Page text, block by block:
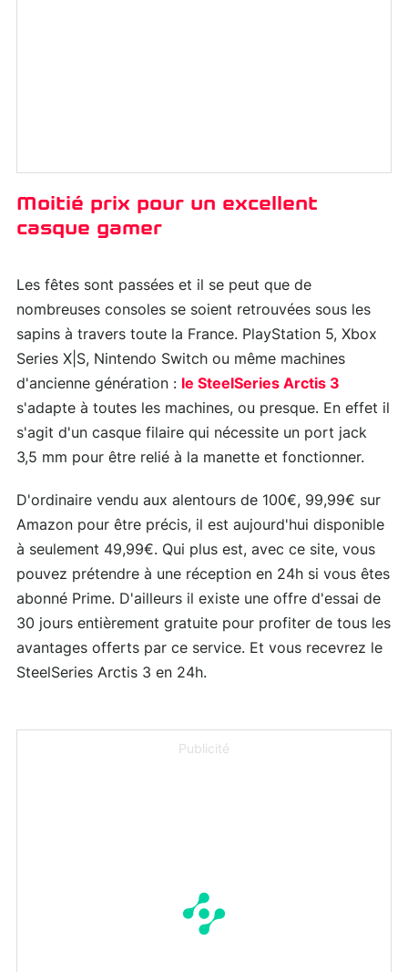
Moitié prix pour un excellent
casque gamer
Les fêtes sont passées et il se peut que de
nombreuses consoles se soient retrouvées sous les
sapins à travers toute la France. PlayStation 5, Xbox
Series X|S, Nintendo Switch ou même machines
d'ancienne génération : le SteelSeries Arctis 3
s'adapte à toutes les machines, ou presque. En effet il
s'agit d'un casque filaire qui nécessite un port jack
3,5 mm pour être relié à la manette et fonctionner.
D'ordinaire vendu aux alentours de 100€, 99,99€ sur
Amazon pour être précis, il est aujourd'hui disponible
à seulement 49,99€. Qui plus est, avec ce site, vous
pouvez prétendre à une réception en 24h si vous êtes
abonné Prime. D'ailleurs il existe une offre d'essai de
30 jours entièrement gratuite pour profiter de tous les
avantages offerts par ce service. Et vous recevrez le
SteelSeries Arctis 3 en 24h.
Publicité